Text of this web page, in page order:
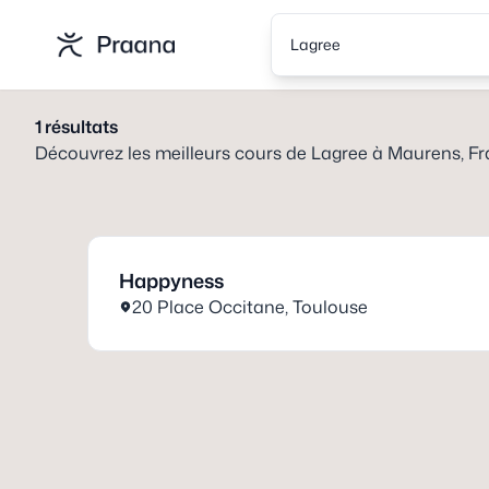
Lagree
1résultats
Découvrez les meilleurs cours de Lagree à Maurens,
Happyness
20 Place Occitane,Toulouse